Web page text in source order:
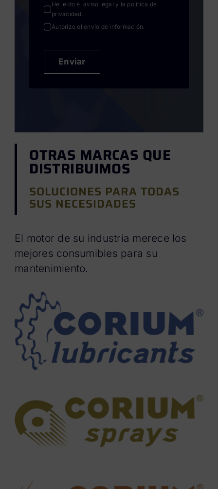
He leído elaviso legal y la política de
privacidad .
Autorizo el envío de información.
Enviar
OTRAS MARCAS QUE
DISTRIBUIMOS
SOLUCIONES PARA TODAS
SUS NECESIDADES
El motor de su industria merece los
mejores consumibles para su
mantenimiento.